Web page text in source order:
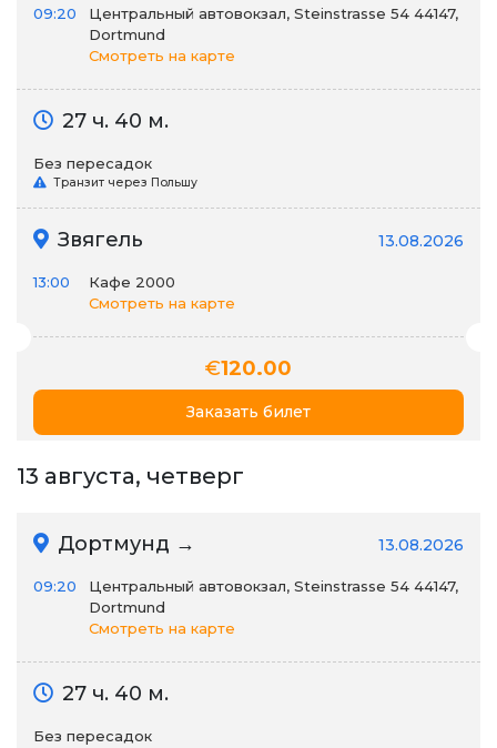
09:20
Центральный автовокзал, Steinstrasse 54 44147,
Dortmund
Смотреть на карте
27 ч. 40 м.
Без пересадок
Транзит через Польшу
Звягель 13.08.2026
13:00
Кафе 2000
Смотреть на карте
€120.00
Заказать билет
13 августа, четверг
Дортмунд → 13.08.2026
09:20
Центральный автовокзал, Steinstrasse 54 44147,
Dortmund
Смотреть на карте
27 ч. 40 м.
Без пересадок